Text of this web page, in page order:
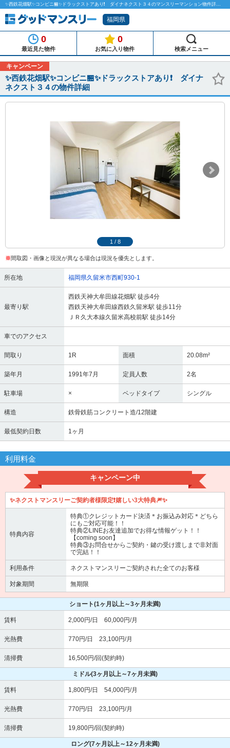
✨西鉄花畑駅✨コンビニ🏪✨ドラックストアあり❗ ダイナネクスト３４のマンスリーマンション物件詳細「グッドマンスリー」
福岡県
0
最近見た物件
0
お気に入り物件 検索メニュー
キャンペーン
✨西鉄花畑駅✨コンビニ🏪✨ドラックストアあり❗ ダイナ
ネクスト３４の物件詳細
1 / 8
※間取図・画像と現況が異なる場合は現況を優先とします。
所在地 福岡県久留米市西町930-1
最寄り駅
西鉄天神大牟田線花畑駅 徒歩4分
西鉄天神大牟田線西鉄久留米駅 徒歩11分
ＪＲ久大本線久留米高校前駅 徒歩14分
車でのアクセス
間取り 1R 面積 20.08m²
築年月 1991年7月 定員人数 2名
駐車場 × ベッドタイプ シングル
構造 鉄骨鉄筋コンクリート造/12階建
最低契約日数 1ヶ月
利用料金
キャンペーン中
✨ネクストマンスリーご契約者様限定❗嬉しい3大特典🎆✨
特典内容
特典①クレジットカード決済＊お振込み対応＊どちら
にもご対応可能！！
特典②LINEお友達追加でお得な情報ゲット！！
【coming soon】
特典③お問合せからご契約・鍵の受け渡しまで非対面
で完結！！
利用条件 ネクストマンスリーご契約された全てのお客様
対象期間 無期限
ショート(1ヶ月以上～3ヶ月未満)
賃料 2,000円/日 60,000円/月
光熱費 770円/日 23,100円/月
清掃費 16,500円/回(契約時)
ミドル(3ヶ月以上～7ヶ月未満)
賃料 1,800円/日 54,000円/月
光熱費 770円/日 23,100円/月
清掃費 19,800円/回(契約時)
ロング(7ヶ月以上～12ヶ月未満)